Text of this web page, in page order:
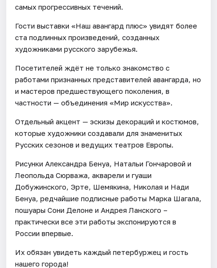
самых прогрессивных течений.
Гости выставки «Наш авангард плюс» увидят более
ста подлинных произведений, созданных
художниками русского зарубежья.
Посетителей ждёт не только знакомство с
работами признанных представителей авангарда, но
и мастеров предшествующего поколения, в
частности — объединения «Мир искусства».
Отдельный акцент — эскизы декораций и костюмов,
которые художники создавали для знаменитых
Русских сезонов и ведущих театров Европы.
Рисунки Александра Бенуа, Натальи Гончаровой и
Леопольда Сюрважа, акварели и гуаши
Добужинского, Эрте, Шемякина, Николая и Нади
Бенуа, редчайшие подписные работы Марка Шагала,
пошуары Сони Делоне и Андрея Ланского –
практически все эти работы экспонируются в
России впервые.
Их обязан увидеть каждый петербуржец и гость
нашего города!